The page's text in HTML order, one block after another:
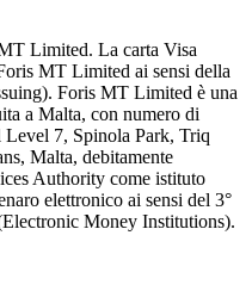
Limited. La carta Visa
MT Limited ai sensi della
Foris MT Limited è una
a Malta, con numero di
Level 7, Spinola Park, Triq
Malta, debitamente
Authority come istituto
elettronico ai sensi del 3°
Money Institutions).